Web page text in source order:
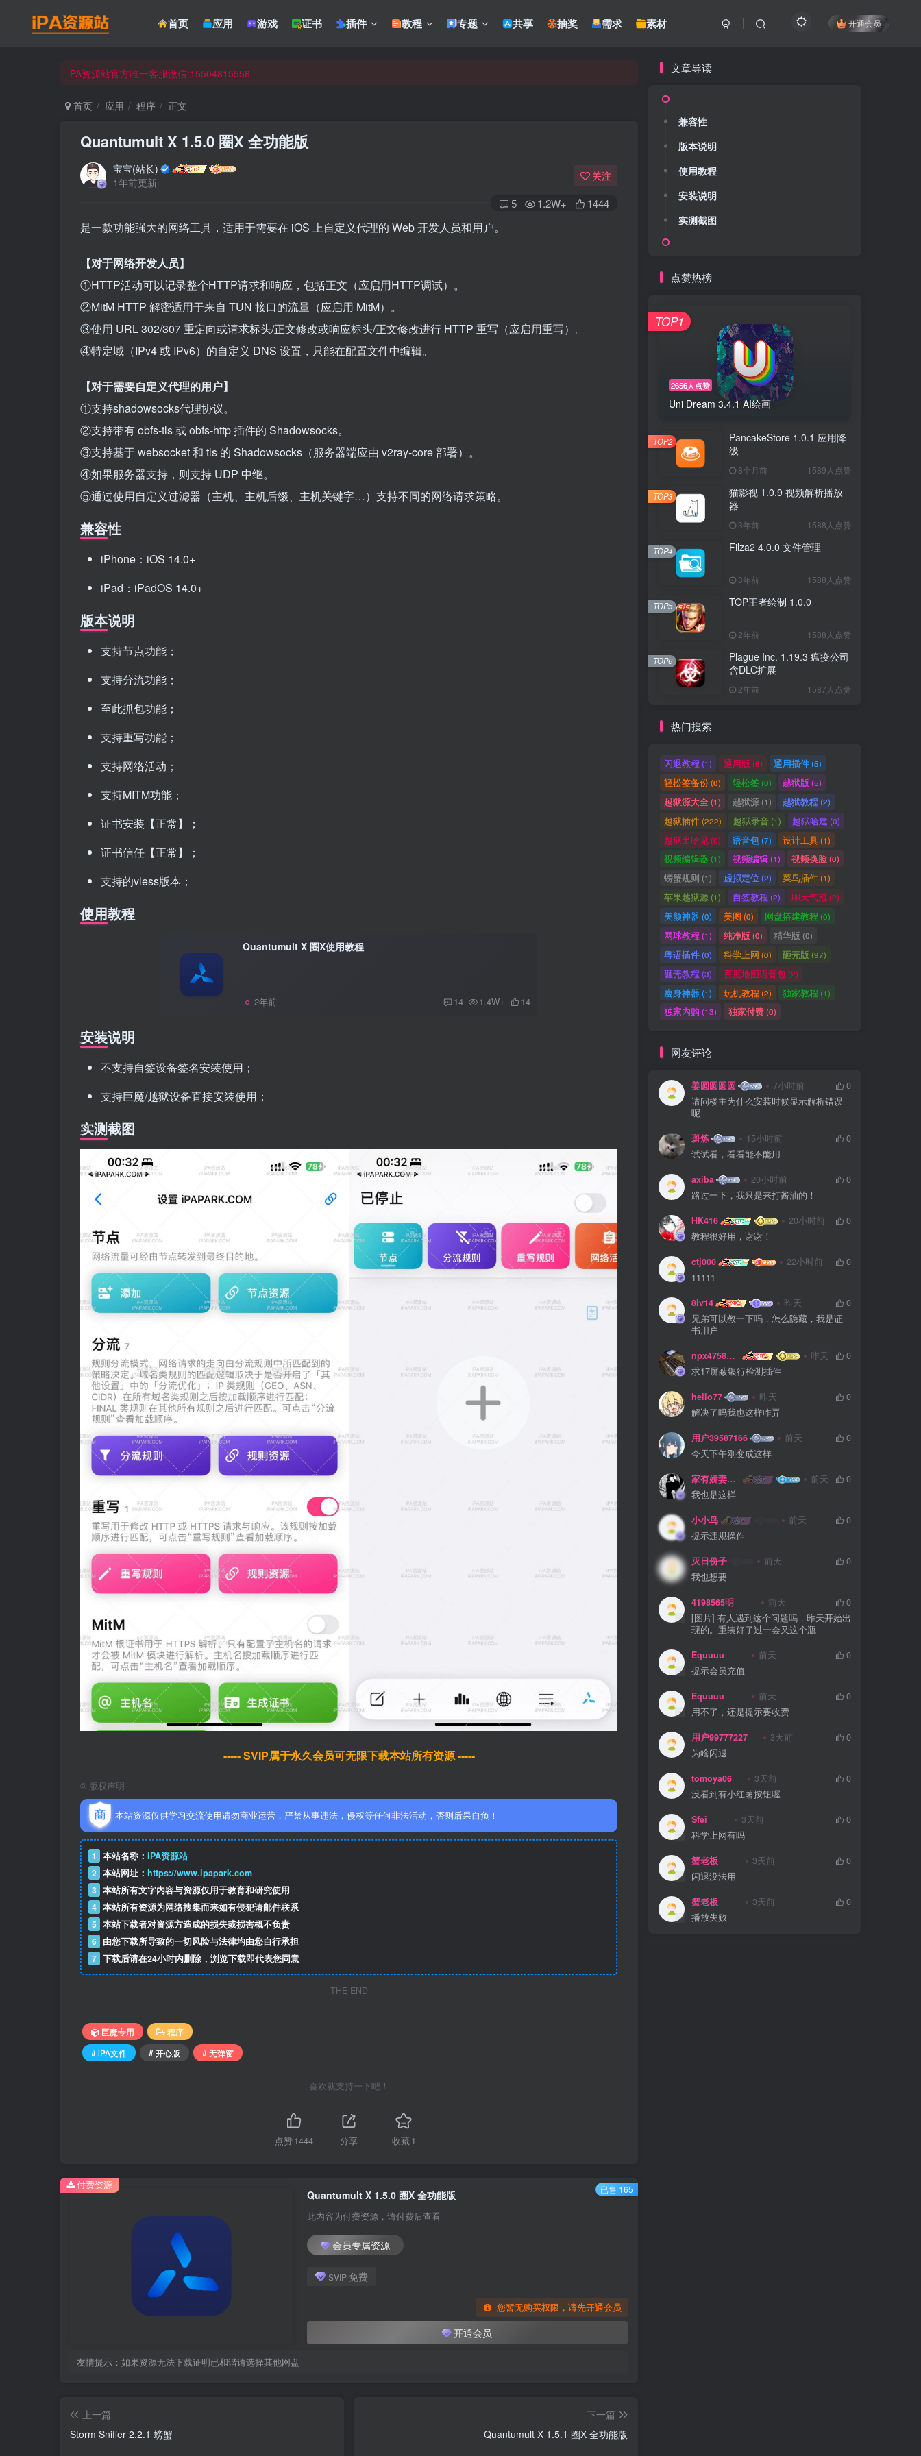
首页 应用 游戏 证书 插件 教程 专题 共享 抽奖 需求 素材 开通会员
iPA资源站官方唯一客服微信:15504815558
iPA资源站官方唯一客服微信:15504815558
首页 应用 程序 正文
Quantumult X 1.5.0 圈X 全功能版
宝宝(站长)
1年前更新
关注
5 1.2W+ 1444
是一款功能强大的网络工具，适用于需要在 iOS 上自定义代理的 Web 开发人员和用户。
【对于网络开发人员】
①HTTP活动可以记录整个HTTP请求和响应，包括正文（应启用HTTP调试）。
②MitM HTTP 解密适用于来自 TUN 接口的流量（应启用 MitM）。
③使用 URL 302/307 重定向或请求标头/正文修改或响应标头/正文修改进行 HTTP 重写（应启用重写）。
④特定域（IPv4 或 IPv6）的自定义 DNS 设置，只能在配置文件中编辑。
【对于需要自定义代理的用户】
①支持shadowsocks代理协议。
②支持带有 obfs-tls 或 obfs-http 插件的 Shadowsocks。
③支持基于 websocket 和 tls 的 Shadowsocks（服务器端应由 v2ray-core 部署）。
④如果服务器支持，则支持 UDP 中继。
⑤通过使用自定义过滤器（主机、主机后缀、主机关键字…）支持不同的网络请求策略。
兼容性
iPhone：iOS 14.0+
iPad：iPadOS 14.0+
版本说明
支持节点功能；
支持分流功能；
至此抓包功能；
支持重写功能；
支持网络活动；
支持MITM功能；
证书安装【正常】；
证书信任【正常】；
支持的vless版本；
使用教程
Quantumult X 圈X使用教程
2年前 14 1.4W+ 14
安装说明
不支持自签设备签名安装使用；
支持巨魔/越狱设备直接安装使用；
实测截图
----- SVIP属于永久会员可无限下载本站所有资源 -----
© 版权声明
本站资源仅供学习交流使用请勿商业运营，严禁从事违法，侵权等任何非法活动，否则后果自负！
1 本站名称： iPA资源站
2 本站网址： https://www.ipapark.com
3 本站所有文字内容与资源仅用于教育和研究使用
4 本站所有资源为网络搜集而来如有侵犯请邮件联系
5 本站下载者对资源方造成的损失或损害概不负责
6 由您下载所导致的一切风险与法律均由您自行承担
7 下载后请在24小时内删除，浏览下载即代表您同意
THE END
巨魔专用
程序
# iPA文件
# 开心版 # 无弹窗
喜欢就支持一下吧！
点赞1444 分享 收藏1
Quantumult X 1.5.0 圈X 全功能版
此内容为付费资源，请付费后查看
会员专属资源
SVIP 免费
您暂无购买权限，请先开通会员
开通会员
友情提示：如果资源无法下载证明已和谐请选择其他网盘
付费资源 已售 165
上一篇
Storm Sniffer 2.2.1 螃蟹
下一篇
Quantumult X 1.5.1 圈X 全功能版
文章导读
兼容性
版本说明
使用教程
安装说明
实测截图
点赞热榜
2656人点赞
Uni Dream 3.4.1 AI绘画
TOP1
PancakeStore 1.0.1 应用降
级
8个月前 1589人点赞
TOP2
猫影视 1.0.9 视频解析播放
器
3年前 1588人点赞
TOP3
Filza2 4.0.0 文件管理
3年前 1588人点赞
TOP4
TOP王者绘制 1.0.0
2年前 1588人点赞
TOP5
Plague Inc. 1.19.3 瘟疫公司
含DLC扩展
2年前 1587人点赞
TOP6
热门搜索
闪退教程 (1) 通用版 (6) 通用插件(5)
轻松签备份(0) 轻松签(0) 越狱版 (5)
越狱源大全(1) 越狱源(1) 越狱教程 (2)
越狱插件(222) 越狱录音(1) 越狱哈建 (0)
越狱出哈见(0) 语音包(7) 设计工具(1)
视频编辑器 (1) 视频编辑(1) 视频换脸(0)
螃蟹规则 (1) 虚拟定位 (2) 菜鸟插件(1)
苹果越狱源 (1) 自签教程 (2) 聊天气泡(2)
美颜神器(0) 美图 (0) 网盘搭建教程 (0)
网球教程 (1) 纯净版 (0) 精华版 (0)
粤语插件(0) 科学上网 (0) 砸壳版 (97)
砸壳教程 (3) 百度地图语音包(2)
瘦身神器(1) 玩机教程 (2) 独家教程 (1)
独家内购 (13) 独家付费(0)
网友评论
姜圆圆圆圆 7小时前
0
请问楼主为什么安装时候显示解析错误
呢
斑炼 15小时前
0
试试看，看看能不能用
axiba 20小时前
0
路过一下，我只是来打酱油的！
HK416 20小时前
0
教程很好用，谢谢！
ctj000 22小时前
0
11111
8iv14 昨天
0
兄弟可以教一下吗，怎么隐藏，我是证
书用户
npx475805841 昨天
0
求17屏蔽银行检测插件
hello77 昨天
0
解决了吗我也这样咋弄
用户39587166 前天
0
今天下午刚变成这样
家有娇妻扁鹊难医 前天
0
我也是这样
小小鸟 前天
0
提示违规操作
灭日份子 前天
0
我也想要
4198565明
0
[图片] 有人遇到这个问题吗，昨天开始出
现的。重装好了过一会又这个瓶
Equuuu
0
提示会员充值
Equuuu
0
用不了，还是提示要收费
用户99777227 3天前
0
为啥闪退
tomoya06 3天前
0
没看到有小红薯按钮喔
Sfei 3天前
0
科学上网有吗
蟹老板 3天前
0
闪退没法用
蟹老板 3天前
0
播放失败